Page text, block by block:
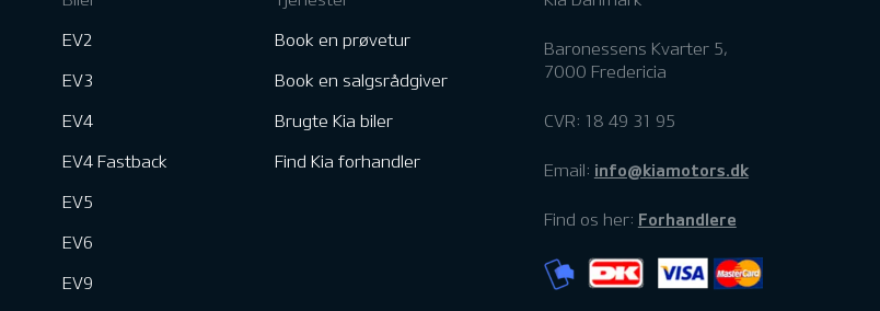
EV2
EV3
EV4
EV4 Fastback
EV5
EV6
EV9
Book en prøvetur
Book en salgsrådgiver
Brugte Kia biler
Find Kia forhandler
Baronessens Kvarter 5,
7000 Fredericia
CVR: 18 49 31 95
Email: info@kiamotors.dk
Find os her: Forhandlere